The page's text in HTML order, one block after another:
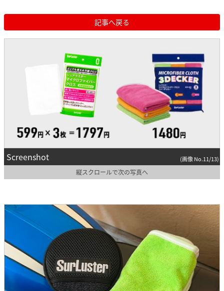
記事へ戻る
Screenshot (画像 No.11/13)
縦スクロールで次の写真へ